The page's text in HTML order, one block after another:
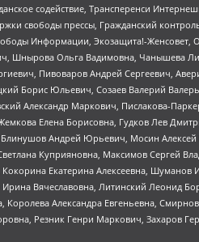
содействие, Трансперенси
свободы прессы, Гражданский
Информации, Экозащита!-Женсовет,
Шнырова Ольга Вадимовна, Чанышева
Пивоваров Андрей Сергеевич,
Борис Юльевич, Созаев Валерий
Александр Маркович, Пислакова-
Елена Борисовна, Гудков Лев
Андрей Юрьевич, Мосин Алексей
Куприяновна, Максимов Сергей
Екатерина Алексеевна, Шуманов
Вячеславовна, Литинский Леонид
Александра Евгеньевна,
Резник Генри Маркович, Захаров